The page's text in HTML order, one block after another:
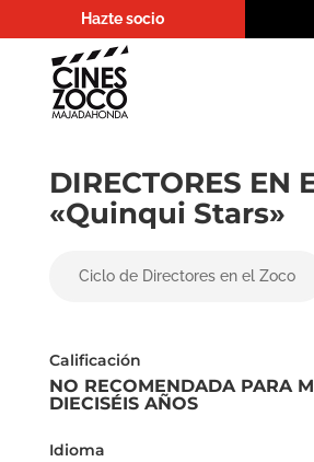
Hazte socio
DIRECTORES EN
«Quinqui Stars»
Ciclo de Directores en el Zoco
Calificación
NO RECOMENDADA PARA
DIECISÉIS AÑOS
Idioma